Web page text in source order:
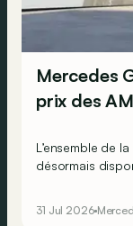
Mercedes
prix des
L’ensemble de
désormais
31 Jul 2026